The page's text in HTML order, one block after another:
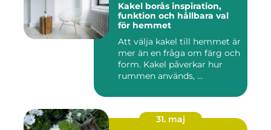
Kakel borås inspiration,
funktion och hållbara val
för hemmet
Att välja kakel till hemmet är
mer än en fråga om färg och
form. Kakel påverkar hur
rummen används, ...
31. maj